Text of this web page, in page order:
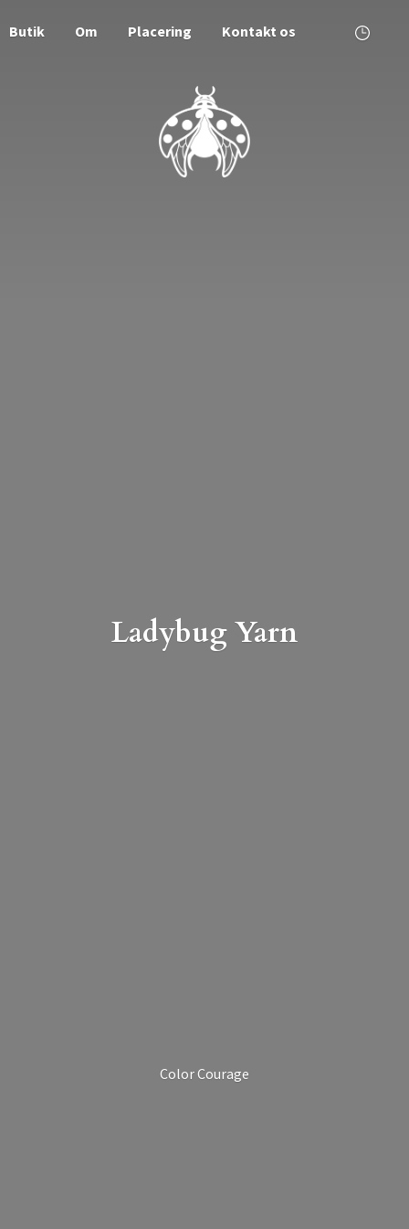
Butik Om Placering Kontakt os
Ladybug Yarn
Color Courage